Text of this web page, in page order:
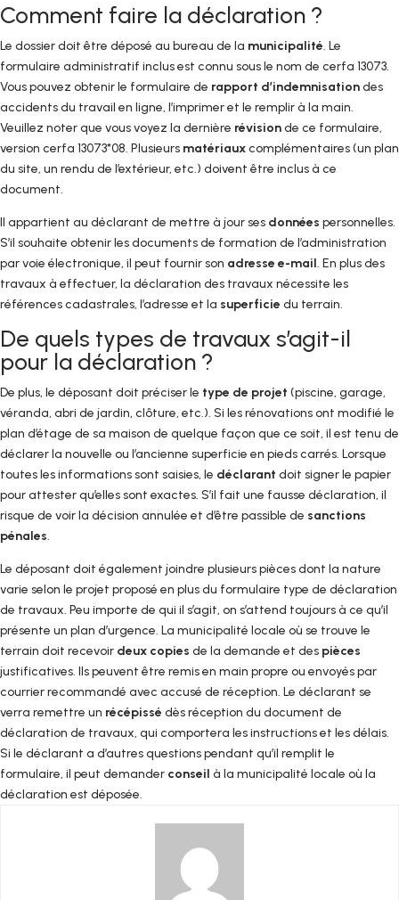
Comment faire la déclaration ?
Le dossier doit être déposé au bureau de la municipalité. Le
formulaire administratif inclus est connu sous le nom de cerfa 13073.
Vous pouvez obtenir le formulaire de rapport d’indemnisationdes
accidents du travail en ligne, l’imprimer et le remplir à la main.
Veuillez noter que vous voyez la dernière révisionde ce formulaire,
version cerfa 13073*08. Plusieurs matériauxcomplémentaires (un plan
du site, un rendu de l’extérieur, etc.) doivent être inclus à ce
document.
Il appartient au déclarant de mettre à jour ses données personnelles.
S’il souhaite obtenir les documents de formation de l’administration
par voie électronique, il peut fournir son adresse e-mail. En plus des
travaux à effectuer, la déclaration des travaux nécessite les
références cadastrales, l’adresse et la superficie du terrain.
De quels types de travaux s’agit-il
pour la déclaration ?
De plus, le déposant doit préciser le type de projet (piscine, garage,
véranda, abri de jardin, clôture, etc.). Si les rénovations ont modifié le
plan d’étage de sa maison de quelque façon que ce soit, il est tenu de
déclarer la nouvelle ou l’ancienne superficie en pieds carrés. Lorsque
toutes les informations sont saisies, le déclarant doit signer le papier
pour attester qu’elles sont exactes. S’il fait une fausse déclaration, il
risque de voir la décision annulée et d’être passible de sanctions
pénales.
Le déposant doit également joindre plusieurs pièces dont la nature
varie selon le projet proposé en plus du formulaire type de déclaration
de travaux. Peu importe de qui il s’agit, on s’attend toujours à ce qu’il
présente un plan d’urgence. La municipalité locale où se trouve le
terrain doit recevoir deux copies de la demande et des pièces
justificatives. Ils peuvent être remis en main propre ou envoyés par
courrier recommandé avec accusé de réception. Le déclarant se
verra remettre un récépissé dès réception du document de
déclaration de travaux, qui comportera les instructions et les délais.
Si le déclarant a d’autres questions pendant qu’il remplit le
formulaire, il peut demander conseil à la municipalité locale où la
déclaration est déposée.